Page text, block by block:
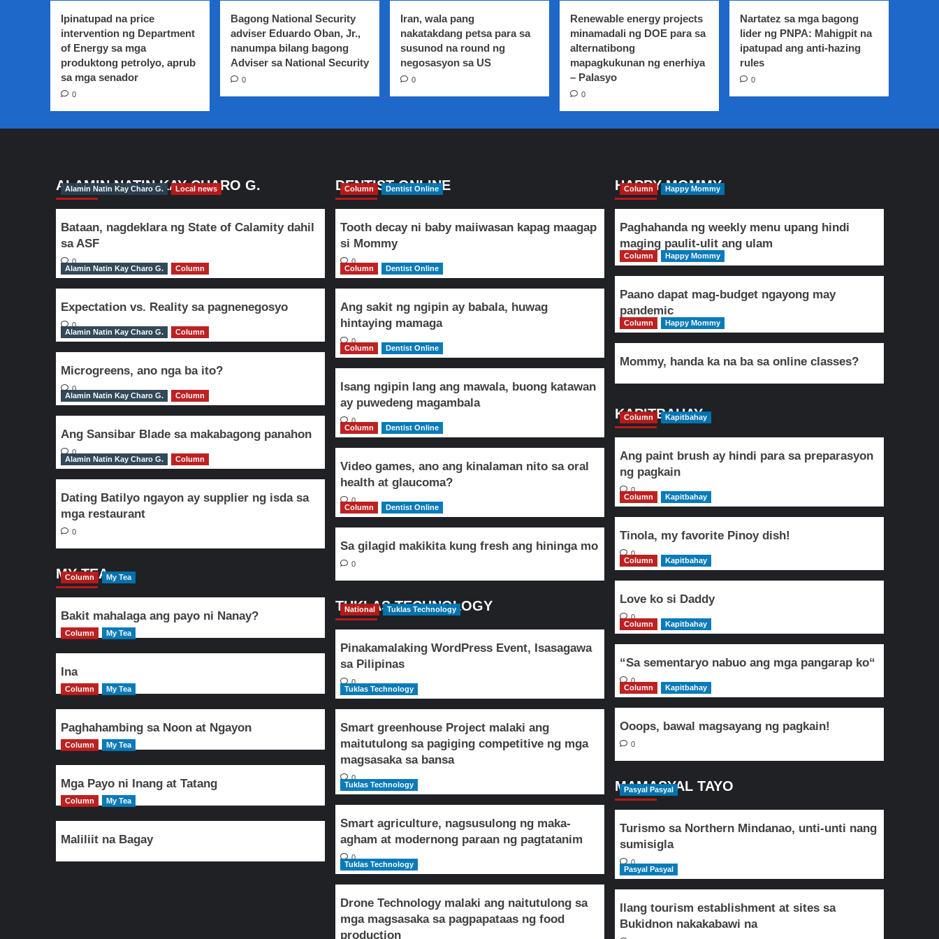
mataas
na
voter
turn-
out
sa
Organic
Law
Ipinatupad na price
intervention ng Department
of Energy sa mga
produktong petrolyo, aprub
sa mga senador
0
Bagong National Security
adviser Eduardo Oban, Jr.,
nanumpa bilang bagong
Adviser sa National Security
0
Iran, wala pang
nakatakdang petsa para sa
susunod na round ng
negosasyon sa US
0
Renewable energy projects
minamadali ng DOE para sa
alternatibong
mapagkukunan ng enerhiya
– Palasyo
0
Nartatez sa mga bagong
lider ng PNPA: Mahigpit na
ipatupad ang anti-hazing
rules
0
ALAMIN NATIN KAY CHARO G.
Alamin Natin Kay Charo G. Local news
Bataan, nagdeklara ng State of Calamity dahil
sa ASF
0
Alamin Natin Kay Charo G.
Column
Expectation vs. Reality sa pagnenegosyo
0
Alamin Natin Kay Charo G.
Column
Microgreens, ano nga ba ito?
0
Alamin Natin Kay Charo G.
Column
Ang Sansibar Blade sa makabagong panahon
0
Alamin Natin Kay Charo G.
Column
Dating Batilyo ngayon ay supplier ng isda sa
mga restaurant
0
MY TEA
Column My Tea
Bakit mahalaga ang payo ni Nanay?
Column My Tea
Ina
Column My Tea
Paghahambing sa Noon at Ngayon
Column My Tea
Mga Payo ni Inang at Tatang
Column My Tea
Maliliit na Bagay
DENTIST ONLINE
Column Dentist Online
Tooth decay ni baby maiiwasan kapag maagap
si Mommy
0
Column
Dentist Online
Ang sakit ng ngipin ay babala, huwag
hintaying mamaga
0
Column
Dentist Online
Isang ngipin lang ang mawala, buong katawan
ay puwedeng magambala
0
Column
Dentist Online
Video games, ano ang kinalaman nito sa oral
health at glaucoma?
0
Column
Dentist Online
Sa gilagid makikita kung fresh ang hininga mo
0
TUKLAS TECHNOLOGY
National Tuklas Technology
Pinakamalaking WordPress Event, Isasagawa
sa Pilipinas
0
Tuklas Technology
Smart greenhouse Project malaki ang
maitutulong sa pagiging competitive ng mga
magsasaka sa bansa
0
Tuklas Technology
Smart agriculture, nagsusulong ng maka-
agham at modernong paraan ng pagtatanim
0
Tuklas Technology
Drone Technology malaki ang naitutulong sa
mga magsasaka sa pagpapataas ng food
production
HAPPY MOMMY
Column Happy Mommy
Paghahanda ng weekly menu upang hindi
maging paulit-ulit ang ulam
Column Happy Mommy
Paano dapat mag-budget ngayong may
pandemic
Column Happy Mommy
Mommy, handa ka na ba sa online classes?
KAPITBAHAY
Column Kapitbahay
Ang paint brush ay hindi para sa preparasyon
ng pagkain
0
Column
Kapitbahay
Tinola, my favorite Pinoy dish!
0
Column
Kapitbahay
Love ko si Daddy
0
Column
Kapitbahay
“Sa sementaryo nabuo ang mga pangarap ko“
0
Column
Kapitbahay
Ooops, bawal magsayang ng pagkain!
0
MAMASYAL TAYO
Pasyal Pasyal
Turismo sa Northern Mindanao, unti-unti nang
sumisigla
0
Pasyal Pasyal
Ilang tourism establishment at sites sa
Bukidnon nakakabawi na